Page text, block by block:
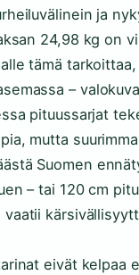
ja
24,98 kg on
tämä
–
pituussarjat
mutta
Suomen
– tai 120 cm
eivät kelpaa